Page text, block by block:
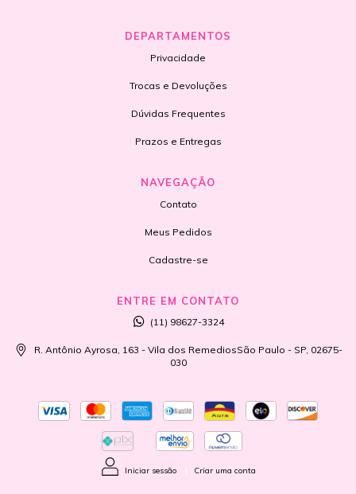
DEPARTAMENTOS
Privacidade
Trocas e Devoluções
Dúvidas Frequentes
Prazos e Entregas
NAVEGAÇÃO
Contato
Meus Pedidos
Cadastre-se
ENTRE EM CONTATO
(11) 98627-3324
R. Antônio Ayrosa, 163 - Vila dos RemediosSão Paulo - SP, 02675-
030
Iniciar sessão Criar uma conta